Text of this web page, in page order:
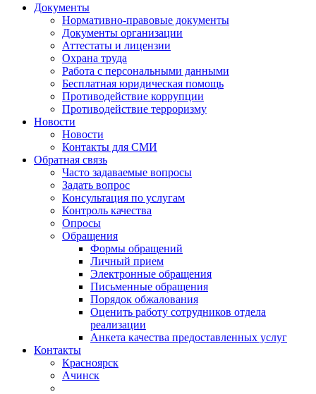
Документы
Нормативно-правовые документы
Документы организации
Аттестаты и лицензии
Охрана труда
Работа с персональными данными
Бесплатная юридическая помощь
Противодействие коррупции
Противодействие терроризму
Новости
Новости
Контакты для СМИ
Обратная связь
Часто задаваемые вопросы
Задать вопрос
Консультация по услугам
Контроль качества
Опросы
Обращения
Формы обращений
Личный прием
Электронные обращения
Письменные обращения
Порядок обжалования
Оценить работу сотрудников отдела
реализации
Анкета качества предоставленных услуг
Контакты
Красноярск
Ачинск